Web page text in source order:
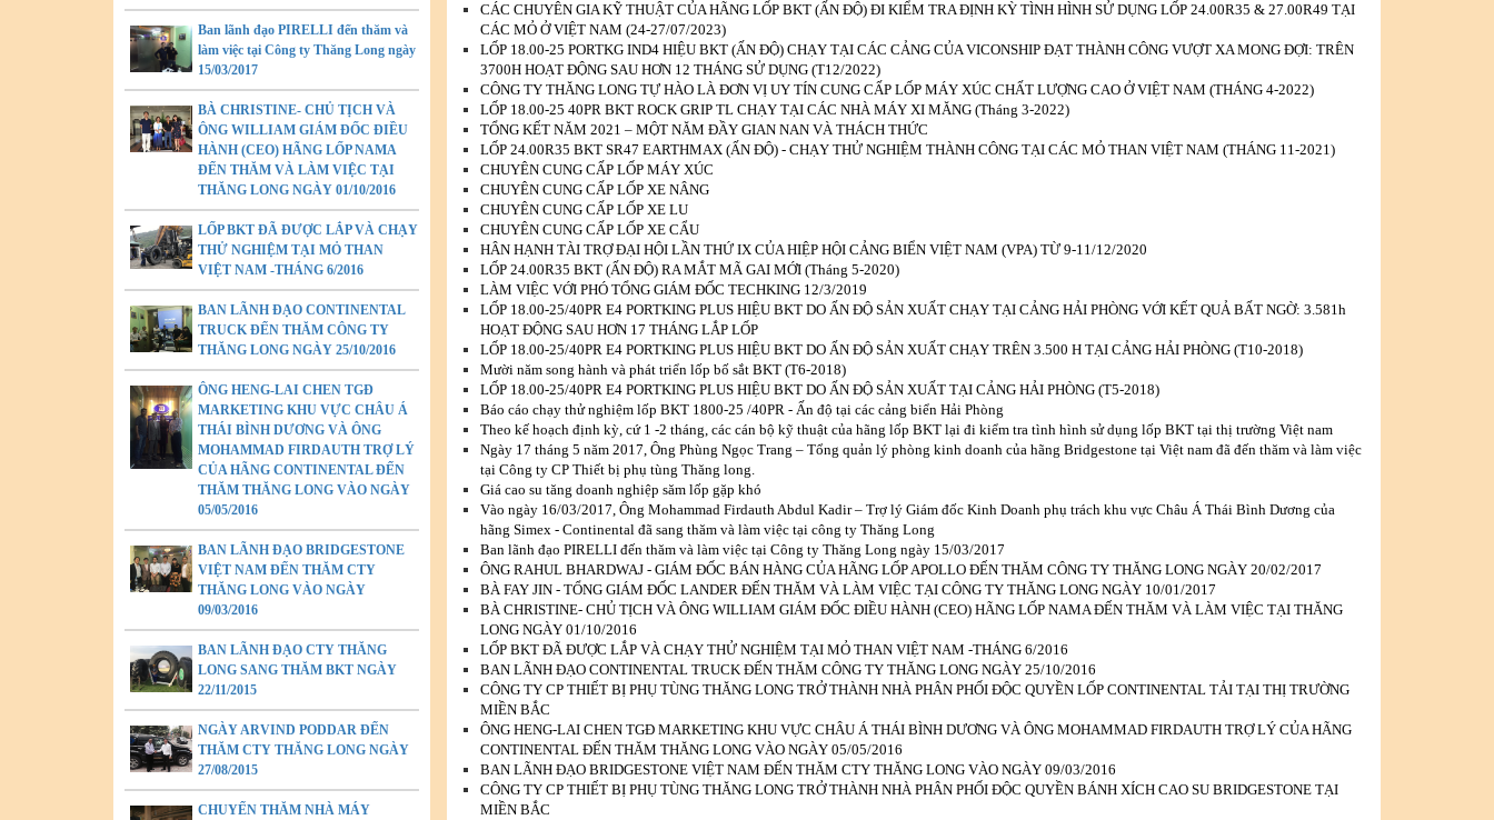
Ban lãnh đạo PIRELLI đến thăm và
làm việc tại Công ty Thăng Long ngày
15/03/2017
BÀ CHRISTINE- CHỦ TỊCH VÀ
ÔNG WILLIAM GIÁM ĐỐC ĐIỀU
HÀNH (CEO) HÃNG LỐP NAMA
ĐẾN THĂM VÀ LÀM VIỆC TẠI
THĂNG LONG NGÀY 01/10/2016
LỐP BKT ĐÃ ĐƯỢC LẮP VÀ CHẠY
THỬ NGHIỆM TẠI MỎ THAN
VIỆT NAM -THÁNG 6/2016
BAN LÃNH ĐẠO CONTINENTAL
TRUCK ĐẾN THĂM CÔNG TY
THĂNG LONG NGÀY 25/10/2016
ÔNG HENG-LAI CHEN TGĐ
MARKETING KHU VỰC CHÂU Á
THÁI BÌNH DƯƠNG VÀ ÔNG
MOHAMMAD FIRDAUTH TRỢ LÝ
CỦA HÃNG CONTINENTAL ĐẾN
THĂM THĂNG LONG VÀO NGÀY
05/05/2016
BAN LÃNH ĐẠO BRIDGESTONE
VIỆT NAM ĐẾN THĂM CTY
THĂNG LONG VÀO NGÀY
09/03/2016
BAN LÃNH ĐẠO CTY THĂNG
LONG SANG THĂM BKT NGÀY
22/11/2015
NGÀY ARVIND PODDAR ĐẾN
THĂM CTY THĂNG LONG NGÀY
27/08/2015
CHUYẾN THĂM NHÀ MÁY
CÁC CHUYÊN GIA KỸ THUẬT CỦA HÃNG LỐP BKT (ẤN ĐỘ) ĐI KIỂM TRA ĐỊNH KỲ TÌNH HÌNH SỬ DỤNG LỐP 24.00R35 & 27.00R49 TẠI
CÁC MỎ Ở VIỆT NAM (24-27/07/2023)
LỐP 18.00-25 PORTKG IND4 HIỆU BKT (ẤN ĐỘ) CHẠY TẠI CÁC CẢNG CỦA VICONSHIP ĐẠT THÀNH CÔNG VƯỢT XA MONG ĐỢI: TRÊN
3700H HOẠT ĐỘNG SAU HƠN 12 THÁNG SỬ DỤNG (T12/2022)
CÔNG TY THĂNG LONG TỰ HÀO LÀ ĐƠN VỊ UY TÍN CUNG CẤP LỐP MÁY XÚC CHẤT LƯỢNG CAO Ở VIỆT NAM (THÁNG 4-2022)
LỐP 18.00-25 40PR BKT ROCK GRIP TL CHẠY TẠI CÁC NHÀ MÁY XI MĂNG (Tháng 3-2022)
TỔNG KẾT NĂM 2021 – MỘT NĂM ĐẦY GIAN NAN VÀ THÁCH THỨC
LỐP 24.00R35 BKT SR47 EARTHMAX (ẤN ĐỘ) - CHẠY THỬ NGHIỆM THÀNH CÔNG TẠI CÁC MỎ THAN VIỆT NAM (THÁNG 11-2021)
CHUYÊN CUNG CẤP LỐP MÁY XÚC
CHUYÊN CUNG CẤP LỐP XE NÂNG
CHUYÊN CUNG CẤP LỐP XE LU
CHUYÊN CUNG CẤP LỐP XE CẨU
HÂN HẠNH TÀI TRỢ ĐẠI HỘI LẦN THỨ IX CỦA HIỆP HỘI CẢNG BIỂN VIỆT NAM (VPA) TỪ 9-11/12/2020
LỐP 24.00R35 BKT (ẤN ĐỘ) RA MẮT MÃ GAI MỚI (Tháng 5-2020)
LÀM VIỆC VỚI PHÓ TỔNG GIÁM ĐỐC TECHKING 12/3/2019
LỐP 18.00-25/40PR E4 PORTKING PLUS HIỆU BKT DO ẤN ĐỘ SẢN XUẤT CHẠY TẠI CẢNG HẢI PHÒNG VỚI KẾT QUẢ BẤT NGỜ: 3.581h
HOẠT ĐỘNG SAU HƠN 17 THÁNG LẮP LỐP
LỐP 18.00-25/40PR E4 PORTKING PLUS HIỆU BKT DO ẤN ĐỘ SẢN XUẤT CHẠY TRÊN 3.500 H TẠI CẢNG HẢI PHÒNG (T10-2018)
Mười năm song hành và phát triển lốp bố sắt BKT (T6-2018)
LỐP 18.00-25/40PR E4 PORTKING PLUS HIỆU BKT DO ẤN ĐỘ SẢN XUẤT TẠI CẢNG HẢI PHÒNG (T5-2018)
Báo cáo chạy thử nghiệm lốp BKT 1800-25 /40PR - Ấn độ tại các cảng biển Hải Phòng
Theo kế hoạch định kỳ, cứ 1 -2 tháng, các cán bộ kỹ thuật của hãng lốp BKT lại đi kiểm tra tình hình sử dụng lốp BKT tại thị trường Việt nam
Ngày 17 tháng 5 năm 2017, Ông Phùng Ngọc Trang – Tổng quản lý phòng kinh doanh của hãng Bridgestone tại Việt nam đã đến thăm và làm việc
tại Công ty CP Thiết bị phụ tùng Thăng long.
Giá cao su tăng doanh nghiệp săm lốp gặp khó
Vào ngày 16/03/2017, Ông Mohammad Firdauth Abdul Kadir – Trợ lý Giám đốc Kinh Doanh phụ trách khu vực Châu Á Thái Bình Dương của
hãng Simex - Continental đã sang thăm và làm việc tại công ty Thăng Long
Ban lãnh đạo PIRELLI đến thăm và làm việc tại Công ty Thăng Long ngày 15/03/2017
ÔNG RAHUL BHARDWAJ - GIÁM ĐỐC BÁN HÀNG CỦA HÃNG LỐP APOLLO ĐẾN THĂM CÔNG TY THĂNG LONG NGÀY 20/02/2017
BÀ FAY JIN - TỔNG GIÁM ĐỐC LANDER ĐẾN THĂM VÀ LÀM VIỆC TẠI CÔNG TY THĂNG LONG NGÀY 10/01/2017
BÀ CHRISTINE- CHỦ TỊCH VÀ ÔNG WILLIAM GIÁM ĐỐC ĐIỀU HÀNH (CEO) HÃNG LỐP NAMA ĐẾN THĂM VÀ LÀM VIỆC TẠI THĂNG
LONG NGÀY 01/10/2016
LỐP BKT ĐÃ ĐƯỢC LẮP VÀ CHẠY THỬ NGHIỆM TẠI MỎ THAN VIỆT NAM -THÁNG 6/2016
BAN LÃNH ĐẠO CONTINENTAL TRUCK ĐẾN THĂM CÔNG TY THĂNG LONG NGÀY 25/10/2016
CÔNG TY CP THIẾT BỊ PHỤ TÙNG THĂNG LONG TRỞ THÀNH NHÀ PHÂN PHỐI ĐỘC QUYỀN LỐP CONTINENTAL TẢI TẠI THỊ TRƯỜNG
MIỀN BẮC
ÔNG HENG-LAI CHEN TGĐ MARKETING KHU VỰC CHÂU Á THÁI BÌNH DƯƠNG VÀ ÔNG MOHAMMAD FIRDAUTH TRỢ LÝ CỦA HÃNG
CONTINENTAL ĐẾN THĂM THĂNG LONG VÀO NGÀY 05/05/2016
BAN LÃNH ĐẠO BRIDGESTONE VIỆT NAM ĐẾN THĂM CTY THĂNG LONG VÀO NGÀY 09/03/2016
CÔNG TY CP THIẾT BỊ PHỤ TÙNG THĂNG LONG TRỞ THÀNH NHÀ PHÂN PHỐI ĐỘC QUYỀN BÁNH XÍCH CAO SU BRIDGESTONE TẠI
MIỀN BẮC